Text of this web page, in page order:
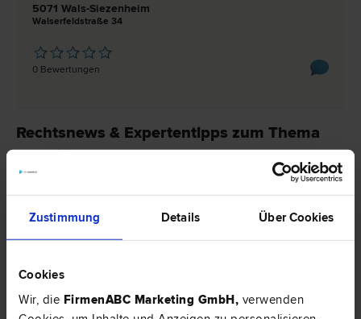
Zustimmung Details Über Cookies
Cookies
Wir, die FirmenABC Marketing GmbH, verwenden
5071 Wals-Siezenheim
Walserfeldstraße 34
0 Bewertungen
Rechtsnews & Expertentipps zum Thema
"Familienrecht"
EXPERTENTIPP